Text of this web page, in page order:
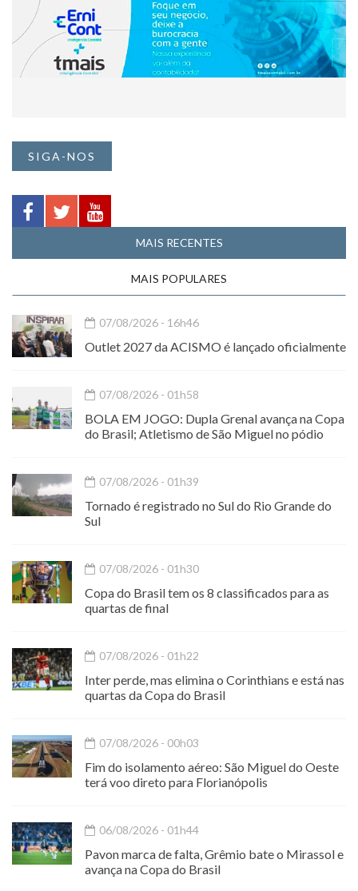
SIGA-NOS
MAIS RECENTES
MAIS POPULARES
07/08/2026 - 16h46
Outlet 2027 da ACISMO é lançado oficialmente
07/08/2026 - 01h58
BOLA EM JOGO: Dupla Grenal avança na Copa
do Brasil; Atletismo de São Miguel no pódio
07/08/2026 - 01h39
Tornado é registrado no Sul do Rio Grande do
Sul
07/08/2026 - 01h30
Copa do Brasil tem os 8 classificados para as
quartas de final
07/08/2026 - 01h22
Inter perde, mas elimina o Corinthians e está nas
quartas da Copa do Brasil
07/08/2026 - 00h03
Fim do isolamento aéreo: São Miguel do Oeste
terá voo direto para Florianópolis
06/08/2026 - 01h44
Pavon marca de falta, Grêmio bate o Mirassol e
avança na Copa do Brasil